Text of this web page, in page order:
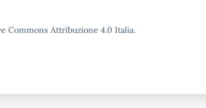
Commons Attribuzione 4.0 Italia.